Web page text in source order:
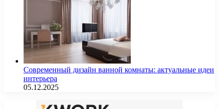
Современный дизайн ванной комнаты: актуальные идеи
интерьера
05.12.2025